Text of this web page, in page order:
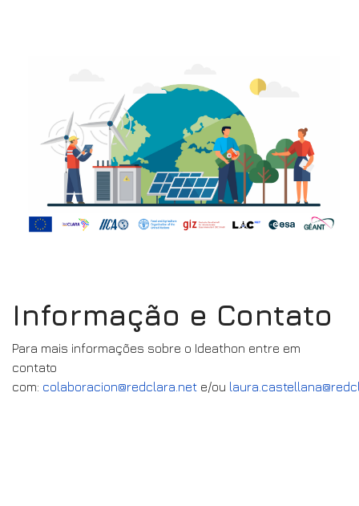
Informação e Contato
Para mais informações sobre o Ideathon entre em
contato
com: colaboracion@redclara.net e/ou